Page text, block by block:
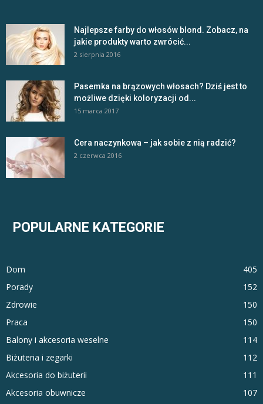
Najlepsze farby do włosów blond. Zobacz, na
jakie produkty warto zwrócić...
2 sierpnia 2016
Pasemka na brązowych włosach? Dziś jest to
możliwe dzięki koloryzacji od...
15 marca 2017
Cera naczynkowa – jak sobie z nią radzić?
2 czerwca 2016
POPULARNE KATEGORIE
Dom
405
Porady
152
Zdrowie
150
Praca
150
Balony i akcesoria weselne
114
Biżuteria i zegarki
112
Akcesoria do biżuterii
111
Akcesoria obuwnicze
107